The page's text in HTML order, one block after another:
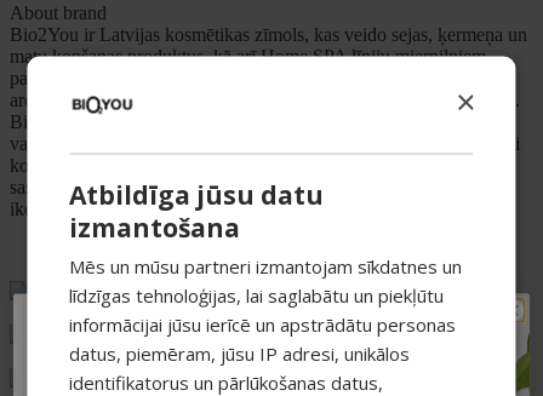
About brand
Bio2You ir Latvijas kosmētikas zīmols, kas veido sejas, ķermeņa un
matu kopšanas produktus, kā arī Home SPA līniju mierpilniem
pašaprūpes rituāliem. Mūsu mērķis ir radīt patīkamas tekstūras un
aromātus, lai ikdienas kopšana kļūtu par nelielu “SPA mājās” brīdi.
Bio2You sortimentā ir dažādas kolekcijas un risinājumi dažādām
vajadzībām — no ikdienas mitrināšanas un attīrīšanas līdz mērķētai
kopšanai. Īpaša uzmanība tiek pievērsta rūpīgi izvēlētām
sastāvdaļām un lietošanas pieredzei, lai produktus būtu ērti iekļaut
ikdienas rutīnā.
Vismaņi k-5, Korpuss G , Mārupes novads, LV-2167
+371 20626606
ecommerce@bio2you.eu
×
Atbildīga jūsu datu
izmantošana
Mēs un mūsu partneri izmantojam sīkdatnes un
līdzīgas tehnoloģijas, lai saglabātu un piekļūtu
informācijai jūsu ierīcē un apstrādātu personas
datus, piemēram, jūsu IP adresi, unikālos
identifikatorus un pārlūkošanas datus,
TAVAM PIRMAJAM
PIRKUMAM PAPILDUS